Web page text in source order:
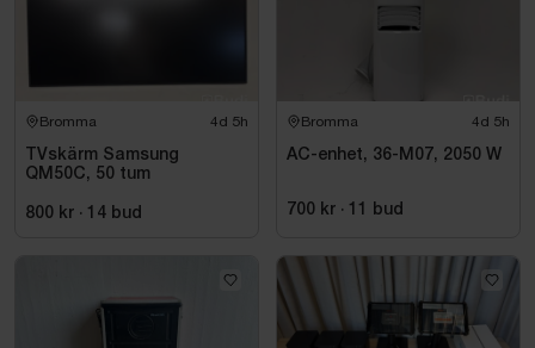
Bromma 4d 5h
TVskärm Samsung
QM50C, 50 tum
800 kr · 14 bud
Bromma 4d 5h
AC-enhet, 36-M07, 2050 W
700 kr · 11 bud